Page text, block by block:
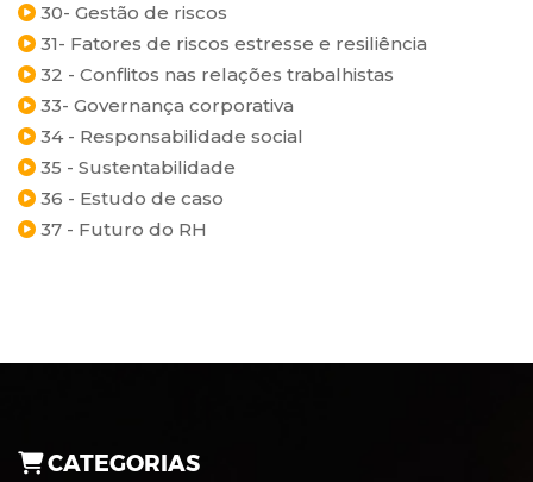
30- Gestão de riscos
31- Fatores de riscos estresse e resiliência
32 - Conflitos nas relações trabalhistas
33- Governança corporativa
34 - Responsabilidade social
35 - Sustentabilidade
36 - Estudo de caso
37 - Futuro do RH
CATEGORIAS